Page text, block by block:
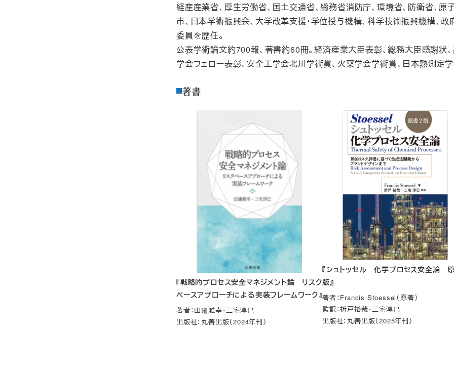
経産産業省、厚生労働省、国土交通省、総務省消防庁、環境省、防衛省、原
市、日本学術振興会、大学改革支援・学位授与機構、科学技術振興機構、
委員を歴任。
公表学術論文約700報、著書約60冊。経済産業大臣表彰、総務大臣感謝状
学会フェロー表彰、安全工学会北川学術賞、火薬学会学術賞、日本熱測定
著書
『戦略的プロセス安全マネジメント論 リスク
ベースアプローチによる実装フレームワーク』
著者：田邉雅幸・三宅淳巳
出版社：丸善出版（2024年刊）
『シュトッセル 化学プロセス安全論
版』
著者：Francis Stoessel（原著）
監訳：折戸裕哉・三宅淳巳
出版社：丸善出版（2025年刊）